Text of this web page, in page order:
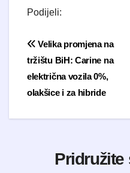
Podijeli:
Navigacija
Velika promjena na
tržištu BiH: Carine na
električna vozila 0%,
olakšice i za hibride
Pridružite